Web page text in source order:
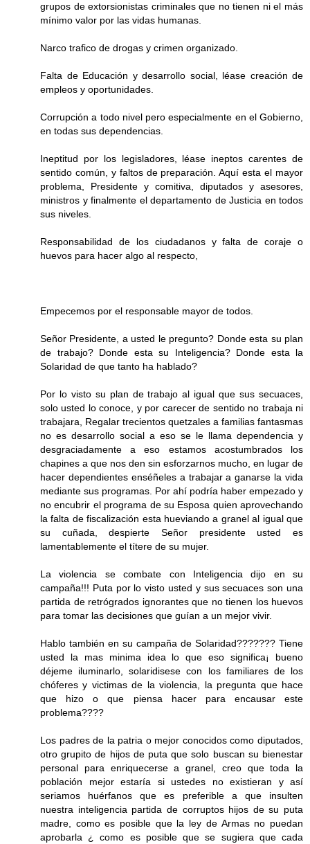
grupos de extorsionistas criminales que no tienen ni el más
mínimo valor por las vidas humanas.
Narco trafico de drogas y crimen organizado.
Falta de Educación y desarrollo social, léase creación de
empleos y oportunidades.
Corrupción a todo nivel pero especialmente en el Gobierno,
en todas sus dependencias.
Ineptitud por los legisladores, léase ineptos carentes de
sentido común, y faltos de preparación. Aquí esta el mayor
problema, Presidente y comitiva, diputados y asesores,
ministros y finalmente el departamento de Justicia en todos
sus niveles.
Responsabilidad de los ciudadanos y falta de coraje o
huevos para hacer algo al respecto,
Empecemos por el responsable mayor de todos.
Señor Presidente, a usted le pregunto? Donde esta su plan
de trabajo? Donde esta su Inteligencia? Donde esta la
Solaridad de que tanto ha hablado?
Por lo visto su plan de trabajo al igual que sus secuaces,
solo usted lo conoce, y por carecer de sentido no trabaja ni
trabajara, Regalar trecientos quetzales a familias fantasmas
no es desarrollo social a eso se le llama dependencia y
desgraciadamente a eso estamos acostumbrados los
chapines a que nos den sin esforzarnos mucho, en lugar de
hacer dependientes enséñeles a trabajar a ganarse la vida
mediante sus programas. Por ahí podría haber empezado y
no encubrir el programa de su Esposa quien aprovechando
la falta de fiscalización esta hueviando a granel al igual que
su cuñada, despierte Señor presidente usted es
lamentablemente el títere de su mujer.
La violencia se combate con Inteligencia dijo en su
campaña!!! Puta por lo visto usted y sus secuaces son una
partida de retrógrados ignorantes que no tienen los huevos
para tomar las decisiones que guían a un mejor vivir.
Hablo también en su campaña de Solaridad??????? Tiene
usted la mas minima idea lo que eso significa¡ bueno
déjeme iluminarlo, solaridisese con los familiares de los
chóferes y victimas de la violencia, la pregunta que hace
que hizo o que piensa hacer para encausar este
problema????
Los padres de la patria o mejor conocidos como diputados,
otro grupito de hijos de puta que solo buscan su bienestar
personal para enriquecerse a granel, creo que toda la
población mejor estaría si ustedes no existieran y así
seriamos huérfanos que es preferible a que insulten
nuestra inteligencia partida de corruptos hijos de su puta
madre, como es posible que la ley de Armas no puedan
aprobarla ¿ como es posible que se sugiera que cada